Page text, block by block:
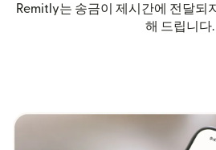
Remitly는 송금이 제시간에 전달되
해 드립니다.